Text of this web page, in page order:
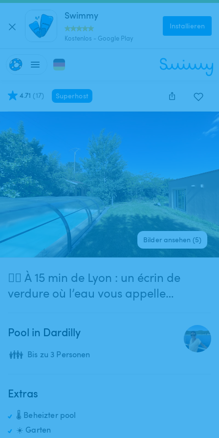
Swimmy
Kostenlos - Google Play
Installieren
4.71 (17) Superhost
Bilder ansehen (5)
🏳️‍🌈 À 15 min de Lyon : un écrin de
verdure où l’eau vous appelle…
Pool in Dardilly
👪 Bis zu 3 Personen
Extras
🌡️ Beheizter pool
☀️ Garten